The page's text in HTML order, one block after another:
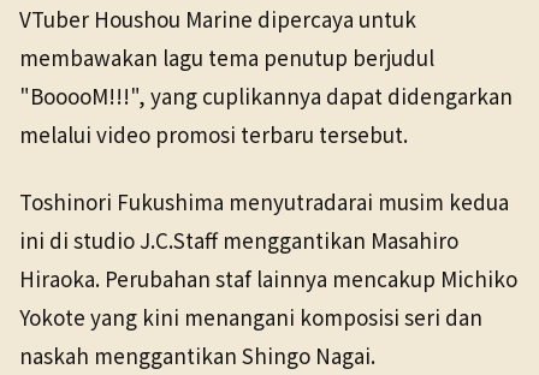
VTuber Houshou Marine dipercaya untuk
membawakan lagu tema penutup berjudul
"BooooM!!!", yang cuplikannya dapat didengarkan
melalui video promosi terbaru tersebut.
Toshinori Fukushima menyutradarai musim kedua
ini di studio J.C.Staff menggantikan Masahiro
Hiraoka. Perubahan staf lainnya mencakup Michiko
Yokote yang kini menangani komposisi seri dan
naskah menggantikan Shingo Nagai.